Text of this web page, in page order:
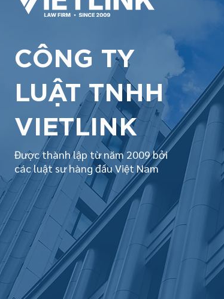
CÔNG TY
LUẬT TNHH
VIETLINK
Được thành lập từ năm 2009 bởi
các luật sư hàng đầu Việt Nam